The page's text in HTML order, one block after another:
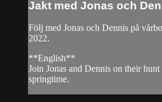
Jakt med Jonas och
Följ med Jonas och Dennis på
2022.
**English**
Join Jonas and Dennis on their
springtime.